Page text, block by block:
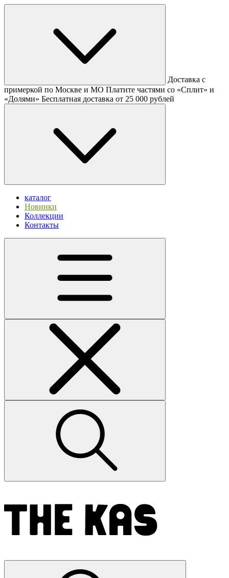
Доставка с
примеркой по Москве и МО Платите частями со «Сплит» и
«Долями» Бесплатная доставка от 25 000 рублей
каталог
Новинки
Коллекции
Контакты